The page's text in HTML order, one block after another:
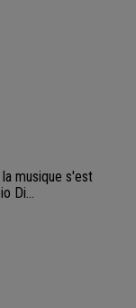
musique s'est
Di…